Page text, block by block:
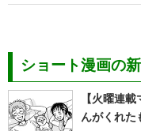
ショート漫画の
【火曜連
んがくれた